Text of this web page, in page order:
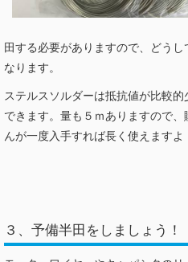
田する必要がありますので、どう
なります。
ステルスソルダーは抵抗値が比較
できます。量も５ｍありますので
んが一度入手すれば長く使えますよ
３、予備半田をしましょう！